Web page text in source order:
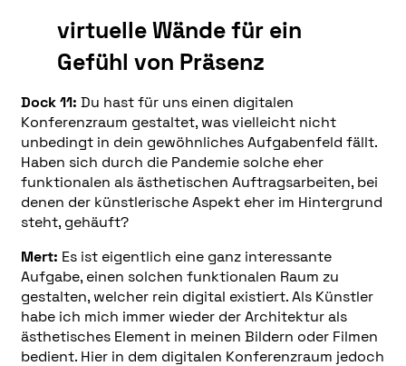
virtuelle Wände für ein
Gefühl von Präsenz
Dock 11: Du hast für uns einen digitalen
Konferenzraum gestaltet, was vielleicht nicht
unbedingt in dein gewöhnliches Aufgabenfeld fällt.
Haben sich durch die Pandemie solche eher
funktionalen als ästhetischen Auftragsarbeiten, bei
denen der künstlerische Aspekt eher im Hintergrund
steht, gehäuft?
Mert: Es ist eigentlich eine ganz interessante
Aufgabe, einen solchen funktionalen Raum zu
gestalten, welcher rein digital existiert. Als Künstler
habe ich mich immer wieder der Architektur als
ästhetisches Element in meinen Bildern oder Filmen
bedient. Hier in dem digitalen Konferenzraum jedoch